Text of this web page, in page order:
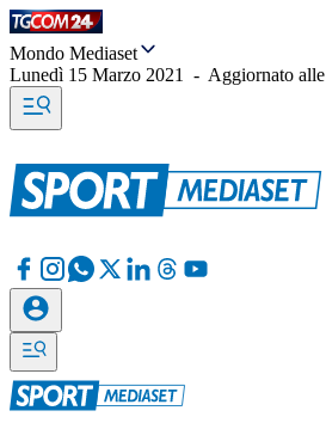
Mondo Mediaset
Lunedì 15 Marzo 2021
- Aggiornato alle